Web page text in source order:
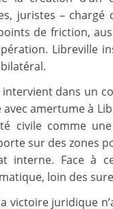
juristes –
de friction,
Libreville
dans un
avec amertume à
civile comme
sur des zones
interne. Face à
loin des
victoire juridique